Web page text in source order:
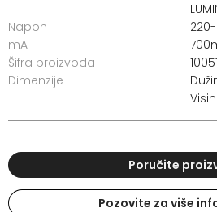
Napon
mA
Šifra proizvoda
Dimenzije
Poručite
Pozovite za više